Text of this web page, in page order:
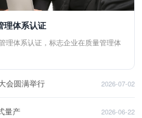
理体系认证
理体系认证，标志企业在质量管理体
会圆满举行 2026-07-02
量产 2026-06-22